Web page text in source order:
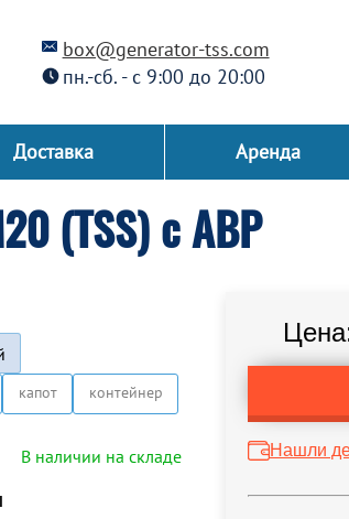
box@generator-tss.com
пн.-сб. - с 9:00 до 20:00
Доставка Аренда
(TSS) с АВР
Нашли
капот контейнер
В наличии на складе